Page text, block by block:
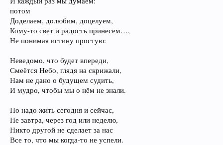
потом
Доделаем, долюбим, доцелуем,
Кому-то свет и радость принесем…,
Не понимая истину простую:
Неведомо, что будет впереди,
Смеётся Небо, глядя на скрижали,
Нам не дано о будущем судить,
И мудро, чтобы мы о нём не знали.
Но надо жить сегодня и сейчас,
Не завтра, через год или неделю,
Никто другой не сделает за нас
Все то, что мы когда-то не успели.